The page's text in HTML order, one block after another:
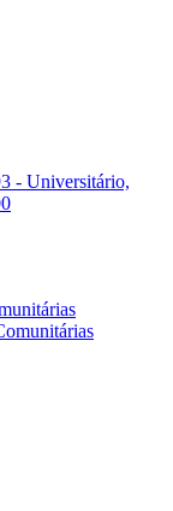
- Universitário,